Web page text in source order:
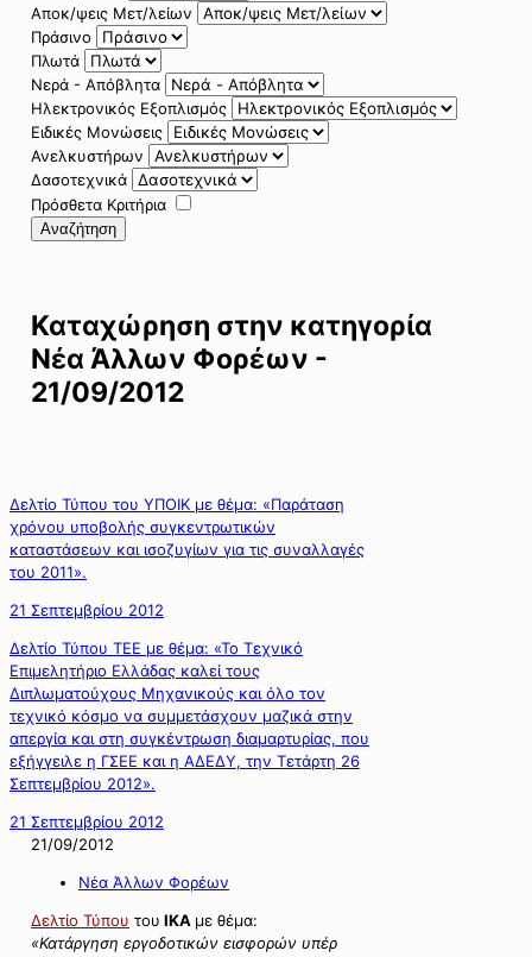
Αποκ/ψεις Μετ/λείων
Πράσινο
Πλωτά
Νερά - Απόβλητα
Ηλεκτρονικός Εξοπλισμός
Ειδικές Μονώσεις
Ανελκυστήρων
Δασοτεχνικά
Πρόσθετα Κριτήρια
Αναζήτηση
Καταχώρηση στην κατηγορία
Νέα Άλλων Φορέων -
21/09/2012
Δελτίο Τύπου του ΥΠΟΙΚ με θέμα: «Παράταση
χρόνου υποβολής συγκεντρωτικών
καταστάσεων και ισοζυγίων για τις συναλλαγές
του 2011».
21 Σεπτεμβρίου 2012
Δελτίο Τύπου ΤΕΕ με θέμα: «Το Τεχνικό
Επιμελητήριο Ελλάδας καλεί τους
Διπλωματούχους Μηχανικούς και όλο τον
τεχνικό κόσμο να συμμετάσχουν μαζικά στην
απεργία και στη συγκέντρωση διαμαρτυρίας, που
εξήγγειλε η ΓΣΕΕ και η ΑΔΕΔΥ, την Τετάρτη 26
Σεπτεμβρίου 2012».
21 Σεπτεμβρίου 2012
21/09/2012
Νέα Άλλων Φορέων
Δελτίο Τύπου του ΙΚΑ με θέμα:
«Κατάργηση εργοδοτικών εισφορών υπέρ